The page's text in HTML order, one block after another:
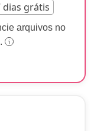
dias grátis
arquivos no